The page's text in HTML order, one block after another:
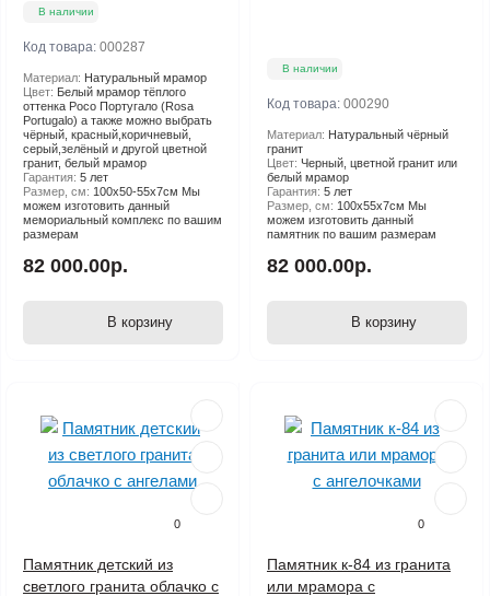
В наличии
Код товара: 000287
Материал: Натуральный мрамор
Цвет: Белый мрамор тёплого
оттенка Росо Португало (Rosa
Portugalo) а также можно выбрать
чёрный, красный,коричневый,
серый,зелёный и другой цветной
гранит, белый мрамор
Гарантия: 5 лет
Размер, см: 100х50-55х7см Мы
можем изготовить данный
мемориальный комплекс по вашим
размерам
82 000.00р.
В корзину
В наличии
Код товара: 000290
Материал: Натуральный чёрный
гранит
Цвет: Черный, цветной гранит или
белый мрамор
Гарантия: 5 лет
Размер, см: 100х55х7см Мы
можем изготовить данный
памятник по вашим размерам
82 000.00р.
В корзину
0
Памятник детский из
светлого гранита облачко с
0
Памятник к-84 из гранита
или мрамора с